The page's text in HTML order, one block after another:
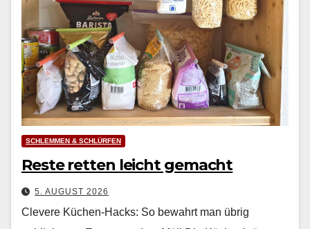
SCHLEMMEN & SCHLÜRFEN
Reste retten leicht gemacht
5. AUGUST 2026
Clevere Küchen-Hacks: So bewahrt man übrig